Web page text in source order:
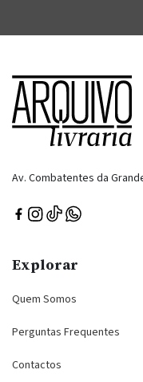
Av. Combatentes da
Explorar
Quem Somos
Perguntas Frequentes
Contactos